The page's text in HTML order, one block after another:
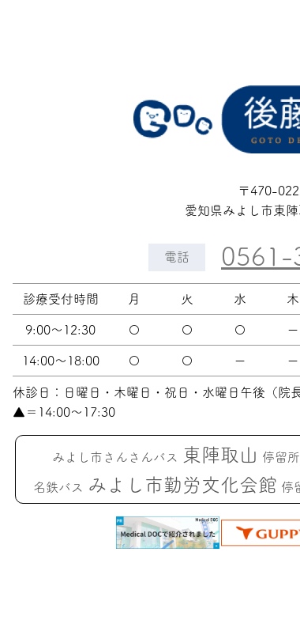
〒470-
愛知県みよし市東
電話 0561-
診療受付時間 月 火 水 木
9:00〜12:30 〇 〇 〇 ー
14:00〜18:00 〇 〇 ー ー
休診日：日曜日・木曜日・祝日・水曜日午後（院
▲＝14:00〜17:30
みよし市さんさんバス 東陣取山 停留
名鉄バス みよし市勤労文化会館 停